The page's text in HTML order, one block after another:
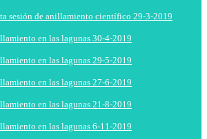
sesión de anillamiento científico 29-3-2019
en las lagunas 30-4-2019
en las lagunas 29-5-2019
en las lagunas 27-6-2019
en las lagunas 21-8-2019
en las lagunas 6-11-2019